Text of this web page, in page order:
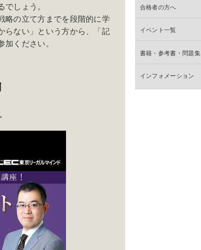
しょう。
略の立て方までを段階的に学
らない」という方から、「記
ください。
合格者の方へ
イベント一覧
書籍・参考書・問題集
インフォメーション